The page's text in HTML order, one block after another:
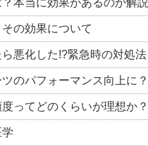
の効果について
悪化した!?緊急時の対処法
のパフォーマンス向上に？
ってどのくらいが理想か？